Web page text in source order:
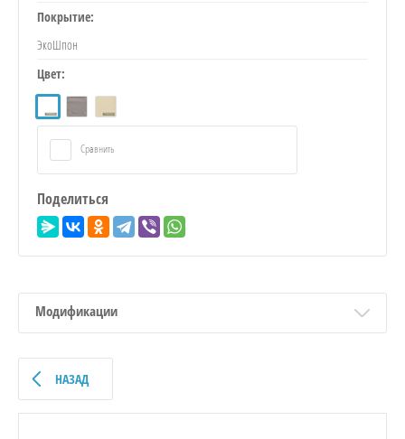
Покрытие:
ЭкоШпон
Цвет:
Сравнить
Поделиться
Модификации
НАЗАД